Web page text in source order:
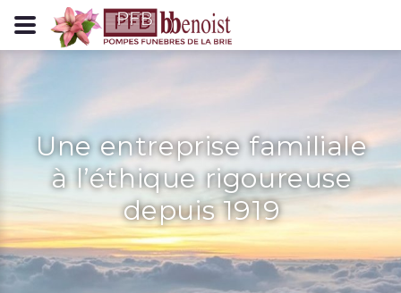
Panneau de gestion des cookies
Une entreprise familiale
à l’éthique rigoureuse
depuis 1919